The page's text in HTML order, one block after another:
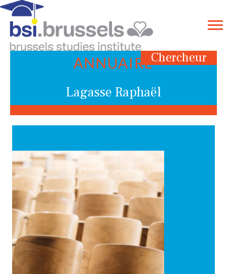
Chercheur
ANNUAIRE
Lagasse Raphaël